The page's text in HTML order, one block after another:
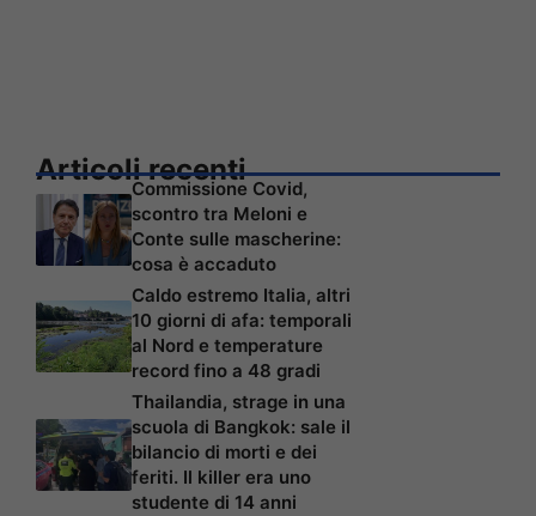
Articoli recenti
Commissione Covid,
scontro tra Meloni e
Conte sulle mascherine:
cosa è accaduto
Caldo estremo Italia, altri
10 giorni di afa: temporali
al Nord e temperature
record fino a 48 gradi
Thailandia, strage in una
scuola di Bangkok: sale il
bilancio di morti e dei
feriti. Il killer era uno
studente di 14 anni